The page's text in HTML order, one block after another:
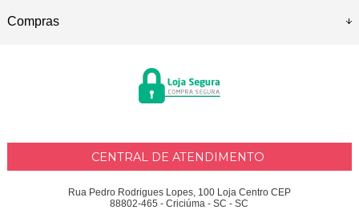
Compras
CENTRAL DE ATENDIMENTO
Rua Pedro Rodrigues Lopes, 100 Loja Centro CEP
88802-465 - Criciúma - SC - SC